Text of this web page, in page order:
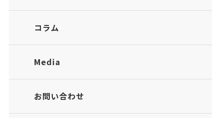
コラム
Media
お問い合わせ